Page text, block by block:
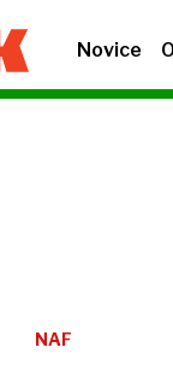
Novice
NAFTNA